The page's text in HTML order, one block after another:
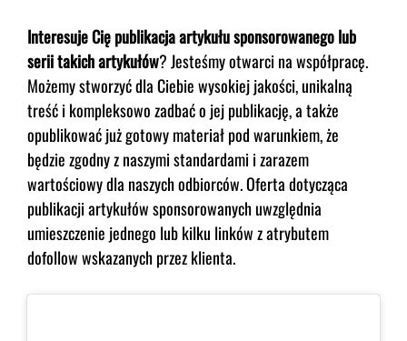
Interesuje Cię publikacja artykułu sponsorowanego lub
serii takich artykułów? Jesteśmy otwarci na współpracę.
Możemy stworzyć dla Ciebie wysokiej jakości, unikalną
treść i kompleksowo zadbać o jej publikację, a także
opublikować już gotowy materiał pod warunkiem, że
będzie zgodny z naszymi standardami i zarazem
wartościowy dla naszych odbiorców. Oferta dotycząca
publikacji artykułów sponsorowanych uwzględnia
umieszczenie jednego lub kilku linków z atrybutem
dofollow wskazanych przez klienta.